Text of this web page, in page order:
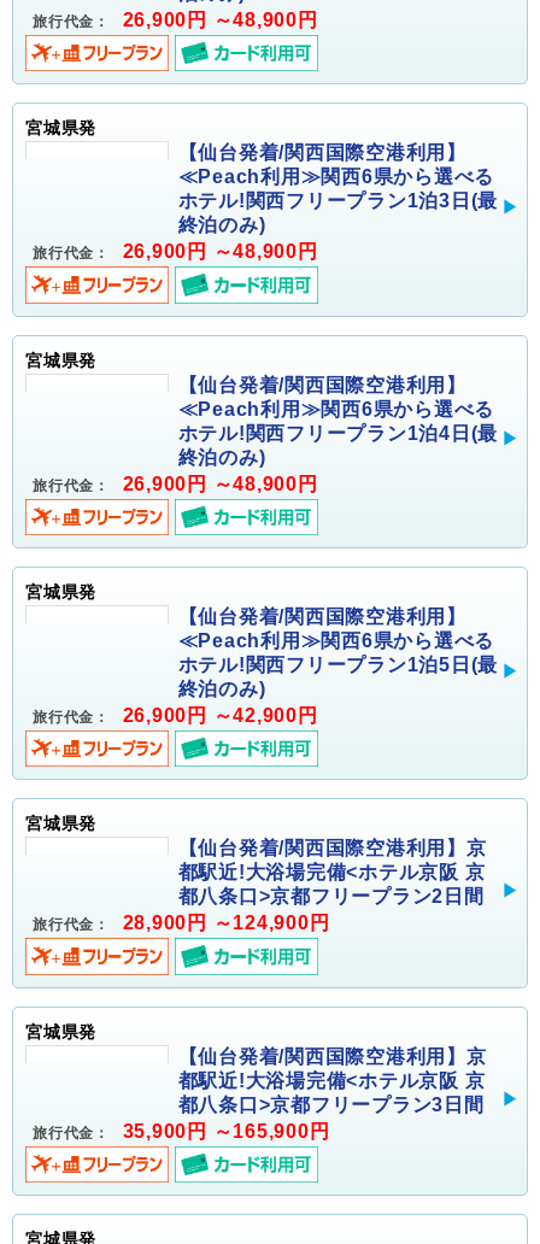
旅行代金： 26,900円 ～48,900円
宮城県発
【仙台発着/関西国際空港利用】
≪Peach利用≫関西6県から選べる
ホテル!関西フリープラン1泊3日(最
終泊のみ)
旅行代金： 26,900円 ～48,900円
宮城県発
【仙台発着/関西国際空港利用】
≪Peach利用≫関西6県から選べる
ホテル!関西フリープラン1泊4日(最
終泊のみ)
旅行代金： 26,900円 ～48,900円
宮城県発
【仙台発着/関西国際空港利用】
≪Peach利用≫関西6県から選べる
ホテル!関西フリープラン1泊5日(最
終泊のみ)
旅行代金： 26,900円 ～42,900円
宮城県発
【仙台発着/関西国際空港利用】京
都駅近!大浴場完備<ホテル京阪 京
都八条口>京都フリープラン2日間
旅行代金： 28,900円 ～124,900円
宮城県発
【仙台発着/関西国際空港利用】京
都駅近!大浴場完備<ホテル京阪 京
都八条口>京都フリープラン3日間
旅行代金： 35,900円 ～165,900円
宮城県発